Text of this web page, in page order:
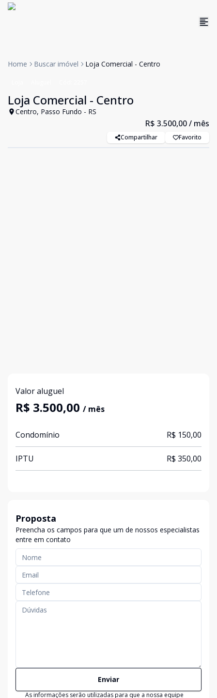
Home Buscar imóvel Loja Comercial - Centro
Loja Comercial - Centro
Centro, Passo Fundo - RS
R$ 3.500,00/ mês
Compartilhar Favorito
Valor aluguel
R$ 3.500,00 / mês
Condomínio R$ 150,00
IPTU R$ 350,00
Proposta
Preencha os campos para que um de nossos especialistas
entre em contato
Enviar
As informações serão utilizadas para que a nossa equipe